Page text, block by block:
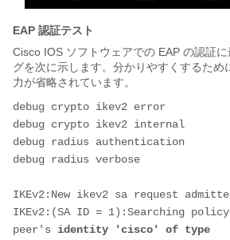
EAP 認証テスト
Cisco IOS ソフトウェアでの EAP の認証
グを次に示します。分かりやすくするため
力が省略されています。
debug crypto ikev2 error
debug crypto ikev2 internal
debug radius authentication
debug radius verbose
IKEv2:New ikev2 sa request
IKEv2:(SA ID = 1):Searching policy
peer's identity 'cisco' of type